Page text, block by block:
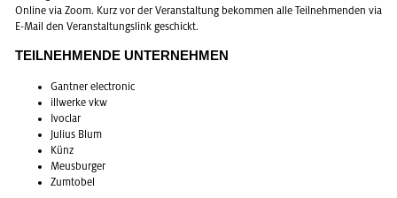
On­line via Zoom. Kurz vor der Ver­an­stal­tung be­kom­men alle Teil­neh­men­den via
E-Mail den Ver­an­stal­tungs­link ge­schickt.
TEIL­NEH­MEN­DE UN­TER­NEH­MEN
Gant­ner elec­tro­nic
ill­wer­ke vkw
Ivo­clar
Ju­li­us Blum
Künz
Meus­bur­ger
Zum­to­bel